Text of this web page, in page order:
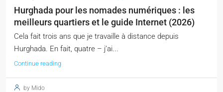
Hurghada pour les nomades numériques : les
meilleurs quartiers et le guide Internet (2026)
Cela fait trois ans que je travaille à distance depuis
Hurghada. En fait, quatre – j’ai...
Continue reading
by Mido